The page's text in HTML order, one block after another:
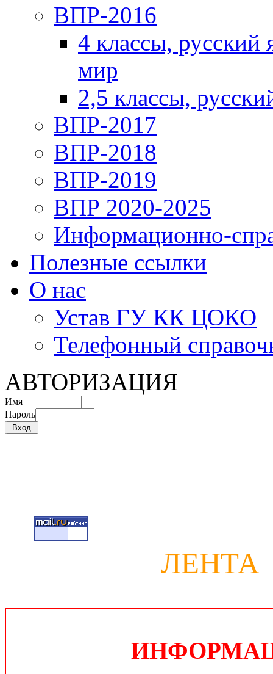
ВПР-2016
4 классы,
мир
2,5 классы,
ВПР-2017
ВПР-2018
ВПР-2019
ВПР 2020-2025
Информационно-
Полезные ссылки
О нас
Устав ГУ КК ЦОКО
Телефонный
АВТОРИЗАЦИЯ
Имя
Пароль
ЛЕНТА